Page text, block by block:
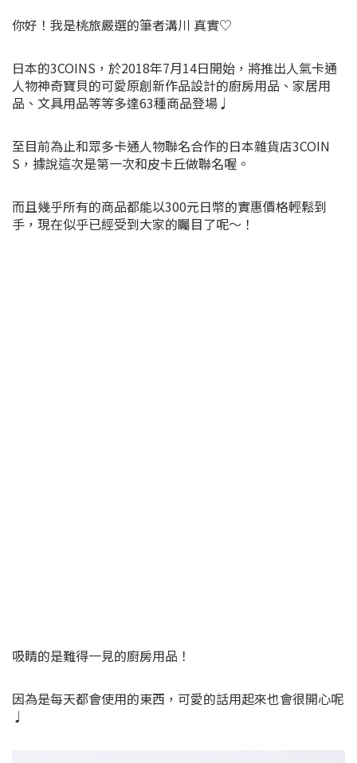
你好！我是桃旅嚴選的筆者溝川 真實♡
日本的3COINS，於2018年7月14日開始，將推出人氣卡通
人物神奇寶貝的可愛原創新作品設計的廚房用品、家居用
品、文具用品等等多達63種商品登場♩
至目前為止和眾多卡通人物聯名合作的日本雜貨店3COIN
S，據說這次是第一次和皮卡丘做聯名喔。
而且幾乎所有的商品都能以300元日幣的實惠價格輕鬆到
手，現在似乎已經受到大家的矚目了呢～！
吸睛的是難得一見的廚房用品！
因為是每天都會使用的東西，可愛的話用起來也會很開心呢
♩